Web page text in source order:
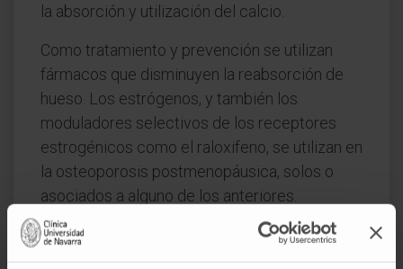
la absorción y utilización del calcio.
Como tratamiento y prevención se utilizan
fármacos que disminuyen la reabsorción de
hueso. Los estrógenos, y también los
moduladores selectivos de los receptores
estrogénicos como el raloxifeno, se utilizan en
la osteoporosis postmenopáusica, solos o
asociados a alguno de los anteriores.
Recientemente se ha introducido en el
tratamiento un análogo de la hormona